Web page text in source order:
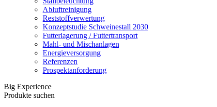
Abluftreinigung
Reststoffverwertung
Konzeptstudie Schweinestall 2030
Futterlagerung / Futtertransport
Mahl- und Mischanlagen
Energieversorgung
Referenzen
Prospektanforderung
Big Experience
Produkte suchen